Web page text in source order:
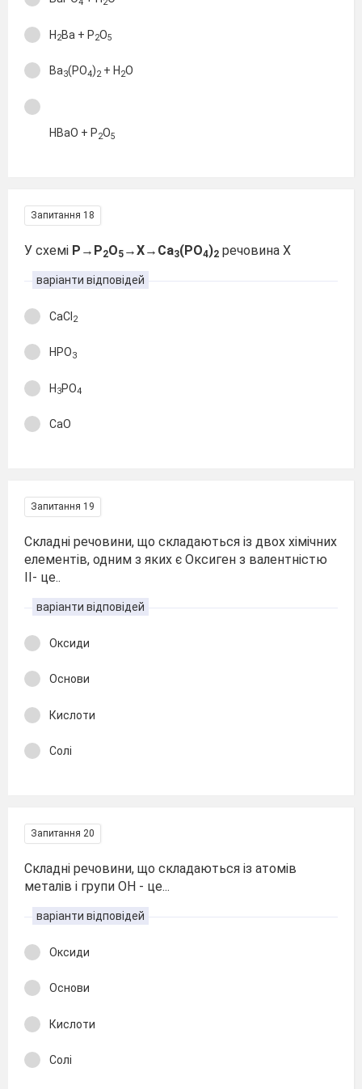
H2Ba + P2O5
Ba3(PO4)2 + H 2O
HBaO + P2O5
Запитання 18
У схемі P→P2O5 →X→Ca3(PO4)2 речовина Х
варіанти відповідей
CaCl2
HPO3
H3PO4
CaO
Запитання 19
Складні речовини, що складаються із двох хімічних
елементів, одним з яких є Оксиген з валентністю
ІІ- це..
варіанти відповідей
Оксиди
Основи
Кислоти
Солі
Запитання 20
Складні речовини, що складаються із атомів
металів і групи ОН - це...
варіанти відповідей
Оксиди
Основи
Кислоти
Солі